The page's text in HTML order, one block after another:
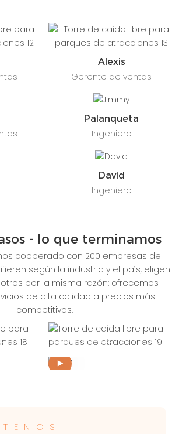
Alexis
Gerente de ventas
Palanqueta
Ingeniero
David
Ingeniero
- lo que terminamos
cooperado con 200 empresas de
según la industria y el país, eligen
por la misma razón: ofrecemos
de alta calidad a precios más
competitivos.
Cosas que hemos logrado
COOPERATION
ACHIEVEMENTS